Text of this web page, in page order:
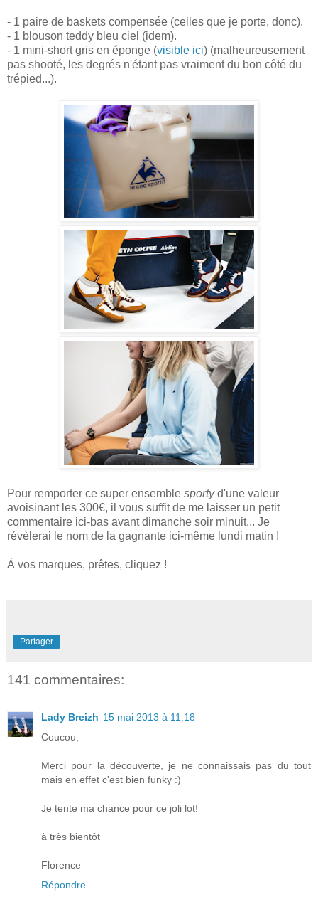
- 1 paire de baskets compensée (celles que je porte, donc).
- 1 blouson teddy bleu ciel (idem).
- 1 mini-short gris en éponge (visible ici) (malheureusement
pas shooté, les degrés n'étant pas vraiment du bon côté du
trépied...).
Pour remporter ce super ensemble sportyd'une valeur
avoisinant les 300€, il vous suffit de me laisser un petit
commentaire ici-bas avant dimanche soir minuit... Je
révèlerai le nom de la gagnante ici-même lundi matin !
À vos marques, prêtes, cliquez !
Partager
141 commentaires:
Lady Breizh 15 mai 2013 à 11:18
Coucou,
Merci pour la découverte, je ne connaissais pas du tout
mais en effet c'est bien funky :)
Je tente ma chance pour ce joli lot!
à très bientôt
Florence
Répondre